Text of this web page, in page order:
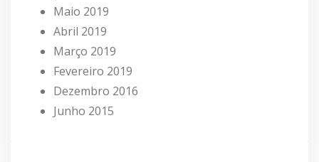
Maio 2019
Abril 2019
Março 2019
Fevereiro 2019
Dezembro 2016
Junho 2015